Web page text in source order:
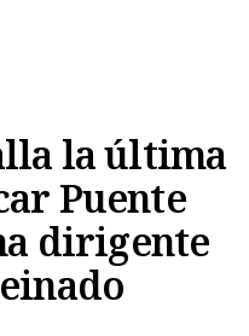
la última
Puente
dirigente